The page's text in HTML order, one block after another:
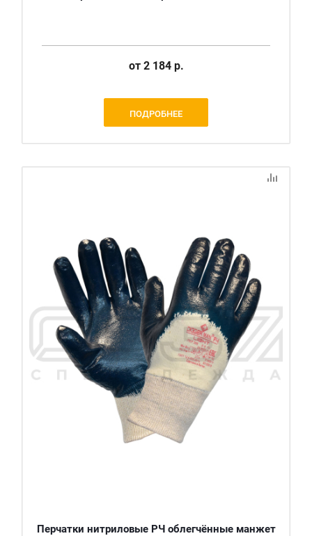
от 2 184 р.
ПОДРОБНЕЕ
Перчатки нитриловые РЧ облегчённые манжет